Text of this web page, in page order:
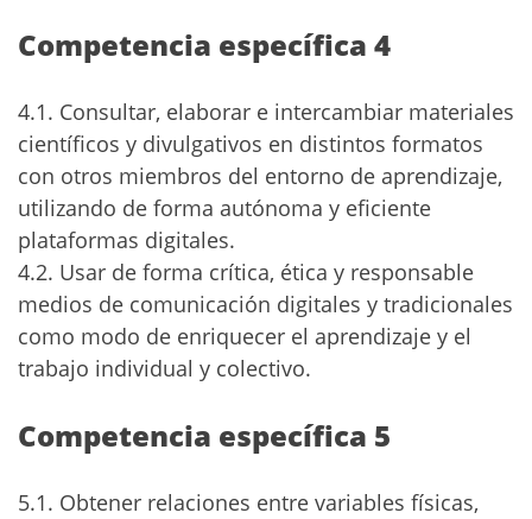
Competencia específica 4
4.1. Consultar, elaborar e intercambiar materiales
científicos y divulgativos en distintos formatos
con otros miembros del entorno de aprendizaje,
utilizando de forma autónoma y eficiente
plataformas digitales.
4.2. Usar de forma crítica, ética y responsable
medios de comunicación digitales y tradicionales
como modo de enriquecer el aprendizaje y el
trabajo individual y colectivo.
Competencia específica 5
5.1. Obtener relaciones entre variables físicas,